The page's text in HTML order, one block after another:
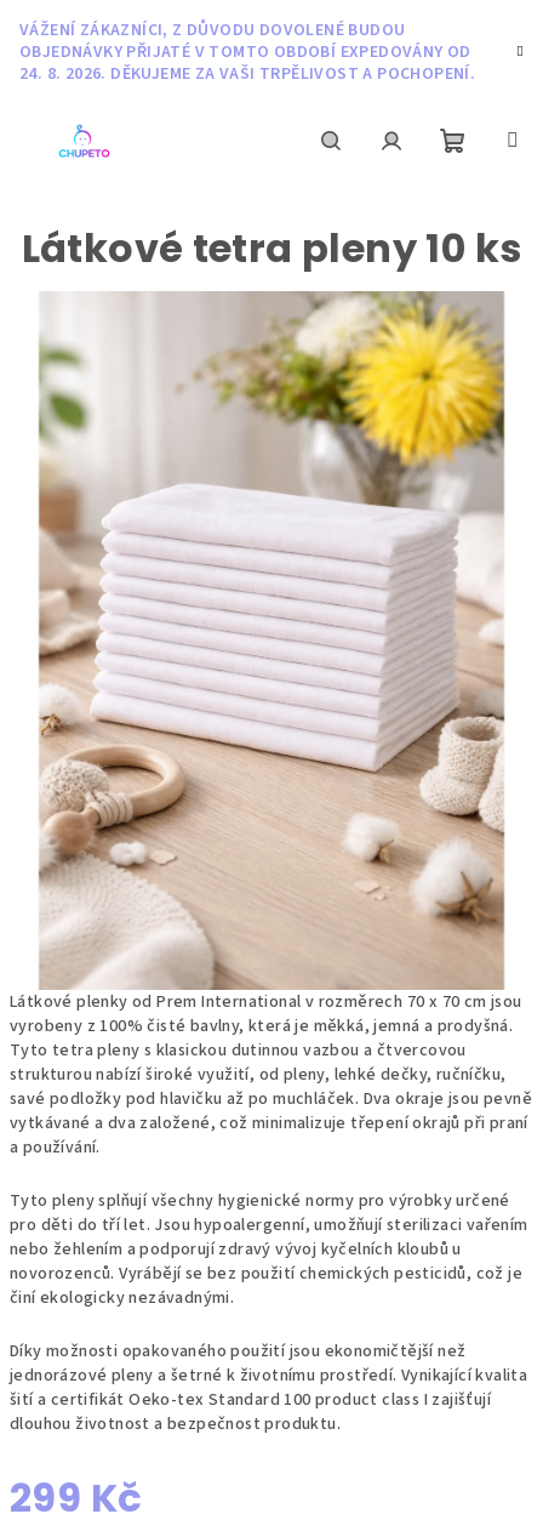
obsah
VÁŽENÍ ZÁKAZNÍCI, Z DŮVODU DOVOLENÉ BUDOU
OBJEDNÁVKY PŘIJATÉ V TOMTO OBDOBÍ EXPEDOVÁNY OD
24. 8. 2026. DĚKUJEME ZA VAŠI TRPĚLIVOST A POCHOPENÍ.
košík
Látkové plenky od Prem International v rozměrech 70 x 70 cm jsou
vyrobeny z 100% čisté bavlny, která je měkká, jemná a prodyšná.
Tyto tetra pleny s klasickou dutinnou vazbou a čtvercovou
strukturou nabízí široké využití, od pleny, lehké dečky, ručníčku,
savé podložky pod hlavičku až po muchláček. Dva okraje jsou pevně
vytkávané a dva založené, což minimalizuje třepení okrajů při praní
a používání.
Tyto pleny splňují všechny hygienické normy pro výrobky určené
pro děti do tří let. Jsou hypoalergenní, umožňují sterilizaci vařením
nebo žehlením a podporují zdravý vývoj kyčelních kloubů u
novorozenců. Vyrábějí se bez použití chemických pesticidů, což je
činí ekologicky nezávadnými.
Díky možnosti opakovaného použití jsou ekonomičtější než
jednorázové pleny a šetrné k životnímu prostředí. Vynikající kvalita
šití a certifikát Oeko-tex Standard 100 product class I zajišťují
dlouhou životnost a bezpečnost produktu.
299 Kč
Látkové tetra pleny 10 ks